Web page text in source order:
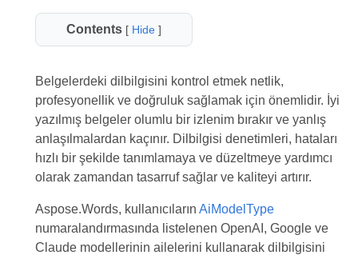
Contents [ Hide]
Belgelerdeki dilbilgisini kontrol etmek netlik,
profesyonellik ve doğruluk sağlamak için önemlidir. İyi
yazılmış belgeler olumlu bir izlenim bırakır ve yanlış
anlaşılmalardan kaçınır. Dilbilgisi denetimleri, hataları
hızlı bir şekilde tanımlamaya ve düzeltmeye yardımcı
olarak zamandan tasarruf sağlar ve kaliteyi artırır.
Aspose.Words, kullanıcıların AiModelType
numaralandırmasında listelenen OpenAI, Google ve
Claude modellerinin ailelerini kullanarak dilbilgisini